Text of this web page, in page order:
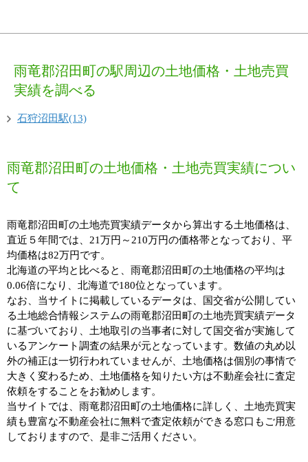
雨竜郡沼田町の駅周辺の土地価格・土地売買
実績を調べる
石狩沼田駅(13)
雨竜郡沼田町の土地価格・土地売買実績につい
て
雨竜郡沼田町の土地売買実績データから算出する土地価格は、
直近５年間では、21万円～210万円の価格帯となっており、平
均価格は82万円です。
北海道の平均と比べると、雨竜郡沼田町の土地価格の平均は
0.06倍になり、北海道で180位となっています。
なお、当サイトに掲載しているデータは、国交省が公開してい
る土地総合情報システムの雨竜郡沼田町の土地売買実績データ
に基づいており、土地取引の当事者に対して国交省が実施して
いるアンケート調査の結果が元となっています。数値の丸め以
外の補正は一切行われていませんが、土地価格は個別の事情で
大きく変わるため、土地価格を知りたい方は不動産会社に査定
依頼をすることをお勧めします。
当サイトでは、雨竜郡沼田町の土地価格に詳しく、土地売買実
績も豊富な不動産会社に無料で査定依頼ができる窓口もご用意
しておりますので、是非ご活用ください。